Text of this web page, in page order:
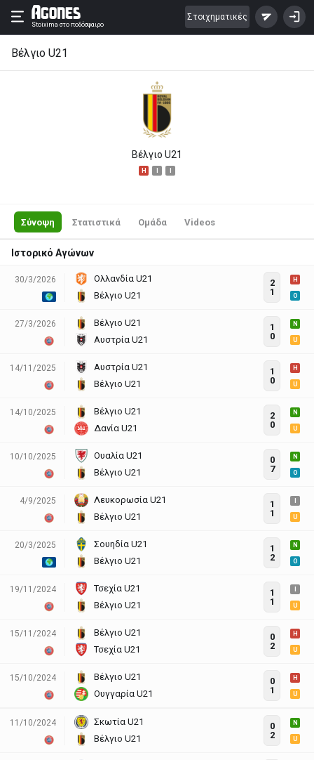
Stoixima στο ποδόσφαιρο
Στοιχηματικές
Βέλγιο U21
Βέλγιο U21
H
Σύνοψη Στατιστικά Ομάδα Videos
Ιστορικό Αγώνων
30/3/2026
Ολλανδία U21
Βέλγιο U21
2
1
H
O
27/3/2026
Βέλγιο U21
Αυστρία U21
1
0
N
U
14/11/2025
Αυστρία U21
Βέλγιο U21
1
0
H
U
14/10/2025
Βέλγιο U21
Δανία U21
2
0
N
U
10/10/2025
Ουαλία U21
Βέλγιο U21
0
7
N
O
4/9/2025
Λευκορωσία U21
Βέλγιο U21
1
1
U
20/3/2025
Σουηδία U21
Βέλγιο U21
1
2
N
O
19/11/2024
Τσεχία U21
Βέλγιο U21
1
1
U
15/11/2024
Βέλγιο U21
Τσεχία U21
0
2
H
U
15/10/2024
Βέλγιο U21
Ουγγαρία U21
0
1
H
U
11/10/2024
Σκωτία U21
Βέλγιο U21
0
2
N
U